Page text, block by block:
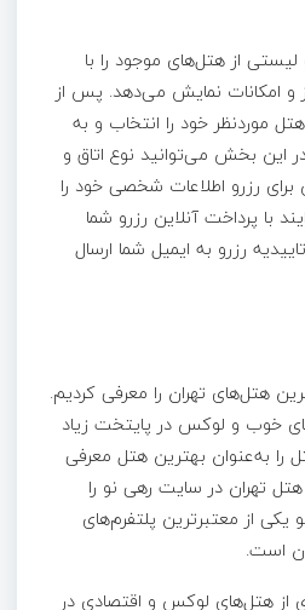
از هتل‌های موجود را با
و امکانات نمایش می‌دهد. پس از
موردنظر خود را انتخاب و به
این بخش می‌توانید نوع اتاق و
رزرو اطلاعات شخصی خود را
با پرداخت آنلاین رزرو شما
رزرو به ایمیل شما ارسال
هتل‌های تهران را معرفی کردیم.
خوب و لوکس در پایتخت زیاد
را به‌عنوان بهترین هتل معرفی
هتل تهران در سایت رهی نو را
از معتبرترین پلتفرم‌های
است.
از هتل‌های لوکس و اقتصادی در